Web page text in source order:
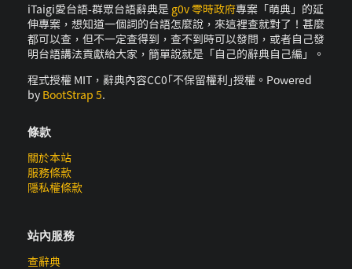
iTaigi愛台語-群眾台語辭典是 g0v 零時政府專案「萌典」的延
伸專案，想知道一個詞的台語怎麼說，來這裡查就對了！甚麼
都可以查，但不一定查得到，查不到時可以發問，或者自己發
明台語講法貢獻給大家，簡單說就是「自己的辭典自己編」。
程式授權 MIT，辭典內容CC0｢不保留權利｣授權。Powered
by BootStrap 5.
條款
關於本站
服務條款
隱私權條款
站內服務
查辭典